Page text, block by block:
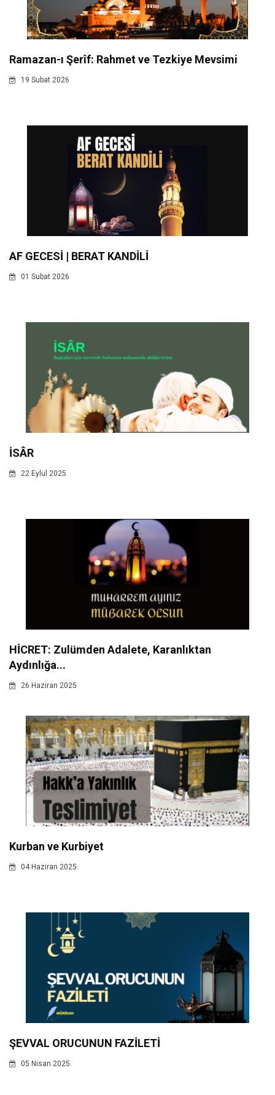
Ramazan-ı Şerîf: Rahmet ve Tezkiye Mevsimi
19 Subat 2026
AF GECESİ | BERAT KANDİLİ
01 Subat 2026
İSÂR
22 Eylul 2025
HİCRET: Zulümden Adalete, Karanlıktan
Aydınlığa...
26 Haziran 2025
Kurban ve Kurbiyet
04 Haziran 2025
ŞEVVAL ORUCUNUN FAZİLETİ
05 Nisan 2025